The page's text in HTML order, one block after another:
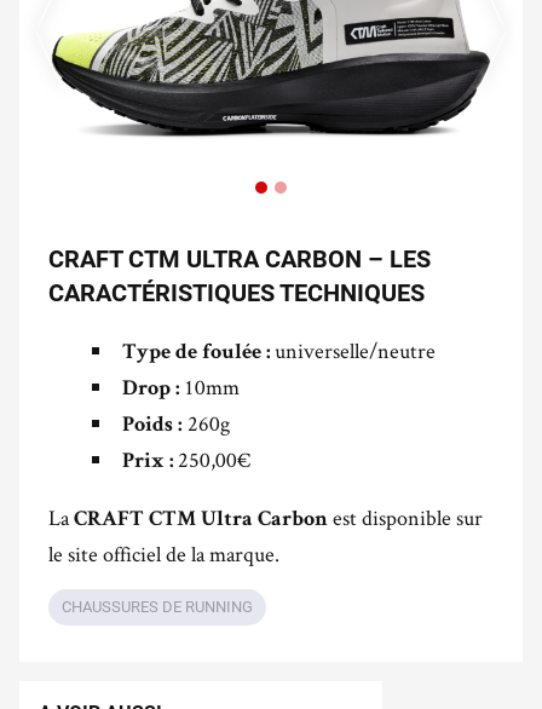
CRAFT CTM ULTRA CARBON – LES
CARACTÉRISTIQUES TECHNIQUES
Type de foulée : universelle/neutre
Drop : 10mm
Poids : 260g
Prix : 250,00€
La CRAFT CTM Ultra Carbon est disponible sur
le site officiel de la marque.
CHAUSSURES DE RUNNING